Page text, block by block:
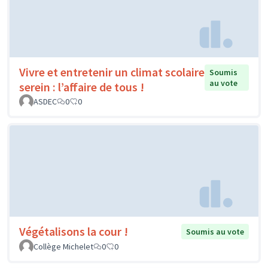
Vivre et entretenir un climat scolaire
serein : l’affaire de tous !
Soumis
au vote
ASDEC
0 0
Végétalisons la cour !
Soumis au vote
Collège Michelet
0 0